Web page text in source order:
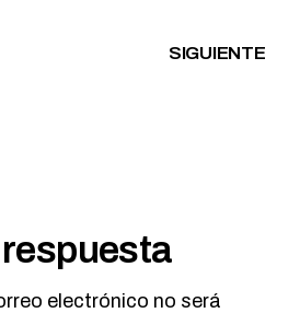
SIGUIENTE
electrónico no será